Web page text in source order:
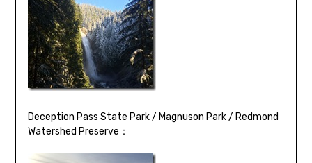
Deception Pass State Park / Magnuson Park / Redmond
Watershed Preserve：